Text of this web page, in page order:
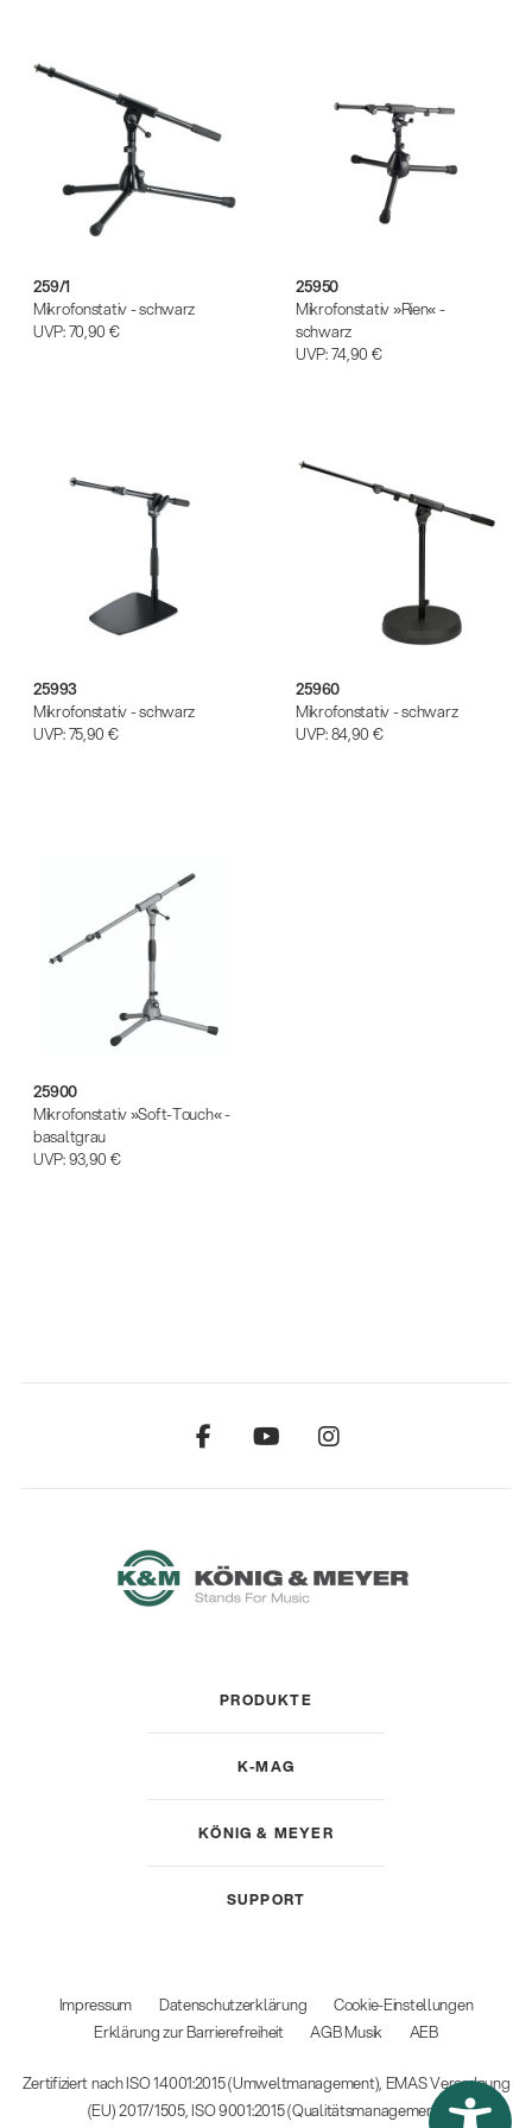
259/1
Mikrofonstativ - schwarz
UVP:70,90 €
25950
Mikrofonstativ »Rien« -
schwarz
UVP:74,90 €
25993
Mikrofonstativ - schwarz
UVP:75,90 €
25960
Mikrofonstativ - schwarz
UVP:84,90 €
25900
Mikrofonstativ »Soft-Touch« -
basaltgrau
UVP:93,90 €
PRODUKTE
K-MAG
KÖNIG & MEYER
SUPPORT
Impressum Datenschutzerklärung
Cookie-Einstellungen
Erklärung zur Barrierefreiheit
AGB Musik AEB
Zertifiziert nach ISO 14001:2015 (Umweltmanagement), EMAS Verordnung
(EU) 2017/1505, ISO 9001:2015 (Qualitätsmanagement)